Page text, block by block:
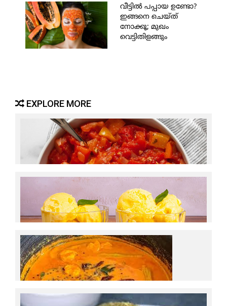
വീട്ടില്‍ പപ്പായ ഉണ്ടോ?
ഇങ്ങനെ ചെയ്ത്
നോക്കൂ; മുഖം
വെട്ടിതിളങ്ങും
EXPLORE MORE
തക്കാളി സ്റ്റ്യൂ
മാംഗോ ഐസ്‌ക്രീം